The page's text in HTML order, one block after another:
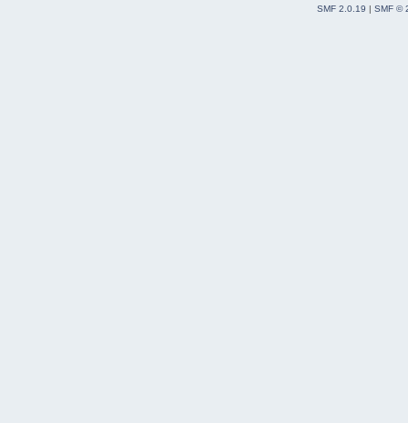
SMF 2.0.19 | SMF ©